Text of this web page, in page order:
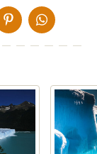
DE MAIL
DELEN OP PINTEREST
DELEN OP